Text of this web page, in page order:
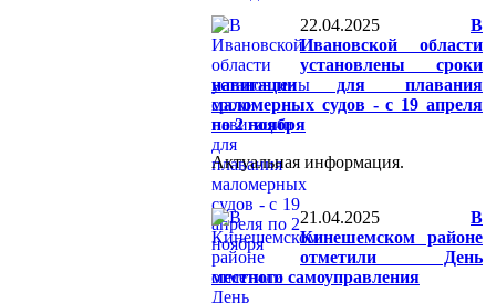
22.04.2025
В
Ивановской области
установлены сроки
навигации для плавания
маломерных судов - с 19 апреля
по 2 ноября
Актуальная информация.
21.04.2025
В
Кинешемском районе
отметили День
местного самоуправления